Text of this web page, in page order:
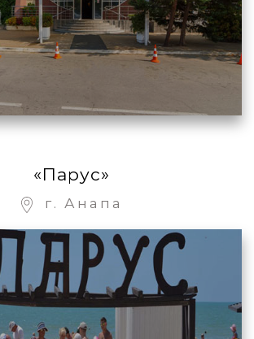
«Парус»
г. Анапа